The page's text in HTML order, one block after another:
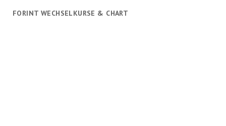
FORINT WECHSELKURSE & CHART